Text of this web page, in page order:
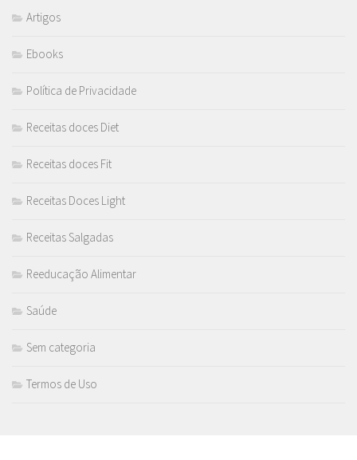
Artigos
Ebooks
Política de Privacidade
Receitas doces Diet
Receitas doces Fit
Receitas Doces Light
Receitas Salgadas
Reeducação Alimentar
Saúde
Sem categoria
Termos de Uso